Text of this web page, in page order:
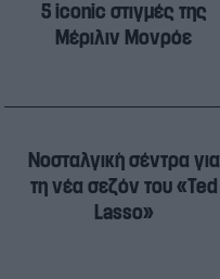
5 iconic στιγμές της
Μέριλιν Μονρόε
Νοσταλγική σέντρα για
τη νέα σεζόν του «Ted
Lasso»